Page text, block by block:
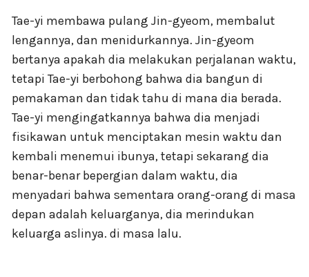
Tae-yi membawa pulang Jin-gyeom, membalut
lengannya, dan menidurkannya. Jin-gyeom
bertanya apakah dia melakukan perjalanan waktu,
tetapi Tae-yi berbohong bahwa dia bangun di
pemakaman dan tidak tahu di mana dia berada.
Tae-yi mengingatkannya bahwa dia menjadi
fisikawan untuk menciptakan mesin waktu dan
kembali menemui ibunya, tetapi sekarang dia
benar-benar bepergian dalam waktu, dia
menyadari bahwa sementara orang-orang di masa
depan adalah keluarganya, dia merindukan
keluarga aslinya. di masa lalu.